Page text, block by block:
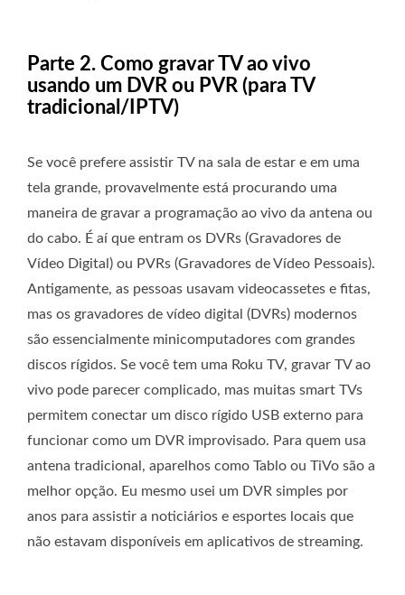
Parte 2. Como gravar TV ao vivo
usando um DVR ou PVR (para TV
tradicional/IPTV)
Se você prefere assistir TV na sala de estar e em uma
tela grande, provavelmente está procurando uma
maneira de gravar a programação ao vivo da antena ou
do cabo. É aí que entram os DVRs (Gravadores de
Vídeo Digital) ou PVRs (Gravadores de Vídeo Pessoais).
Antigamente, as pessoas usavam videocassetes e fitas,
mas os gravadores de vídeo digital (DVRs) modernos
são essencialmente minicomputadores com grandes
discos rígidos. Se você tem uma Roku TV, gravar TV ao
vivo pode parecer complicado, mas muitas smart TVs
permitem conectar um disco rígido USB externo para
funcionar como um DVR improvisado. Para quem usa
antena tradicional, aparelhos como Tablo ou TiVo são a
melhor opção. Eu mesmo usei um DVR simples por
anos para assistir a noticiários e esportes locais que
não estavam disponíveis em aplicativos de streaming.